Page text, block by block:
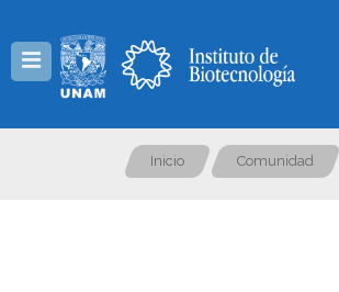
Inicio Comunidad